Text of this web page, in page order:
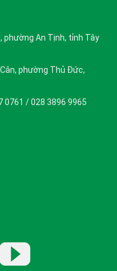
phường An Tịnh, tỉnh Tây
phường Thủ Đức,
0761 / 028 3896 9965